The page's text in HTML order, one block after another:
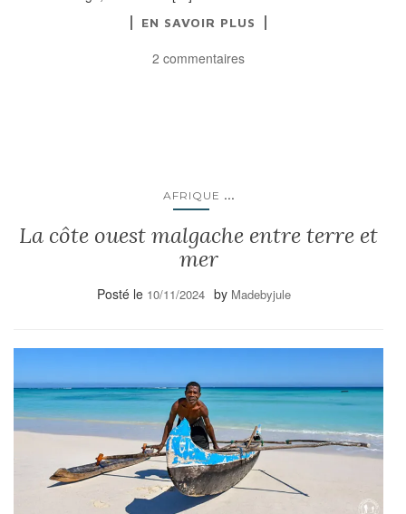
EN SAVOIR PLUS
2 commentaires
AFRIQUE ...
La côte ouest malgache entre terre et
mer
Posté le 10/11/2024 by Madebyjule